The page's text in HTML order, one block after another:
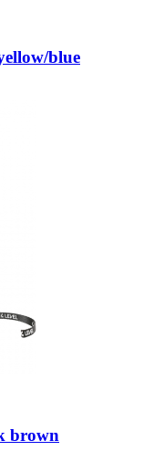
blue
brown